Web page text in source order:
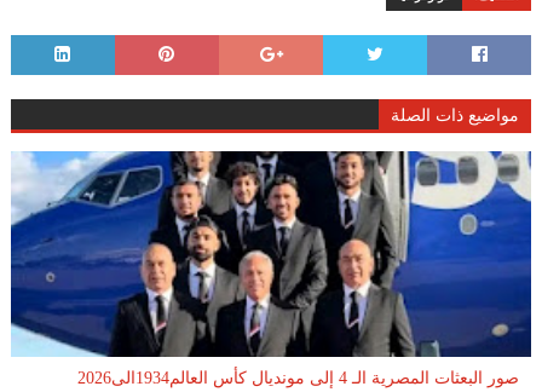
مواضيع ذات الصلة
صور البعثات المصرية الـ 4 إلى مونديال كأس العالم1934الى2026